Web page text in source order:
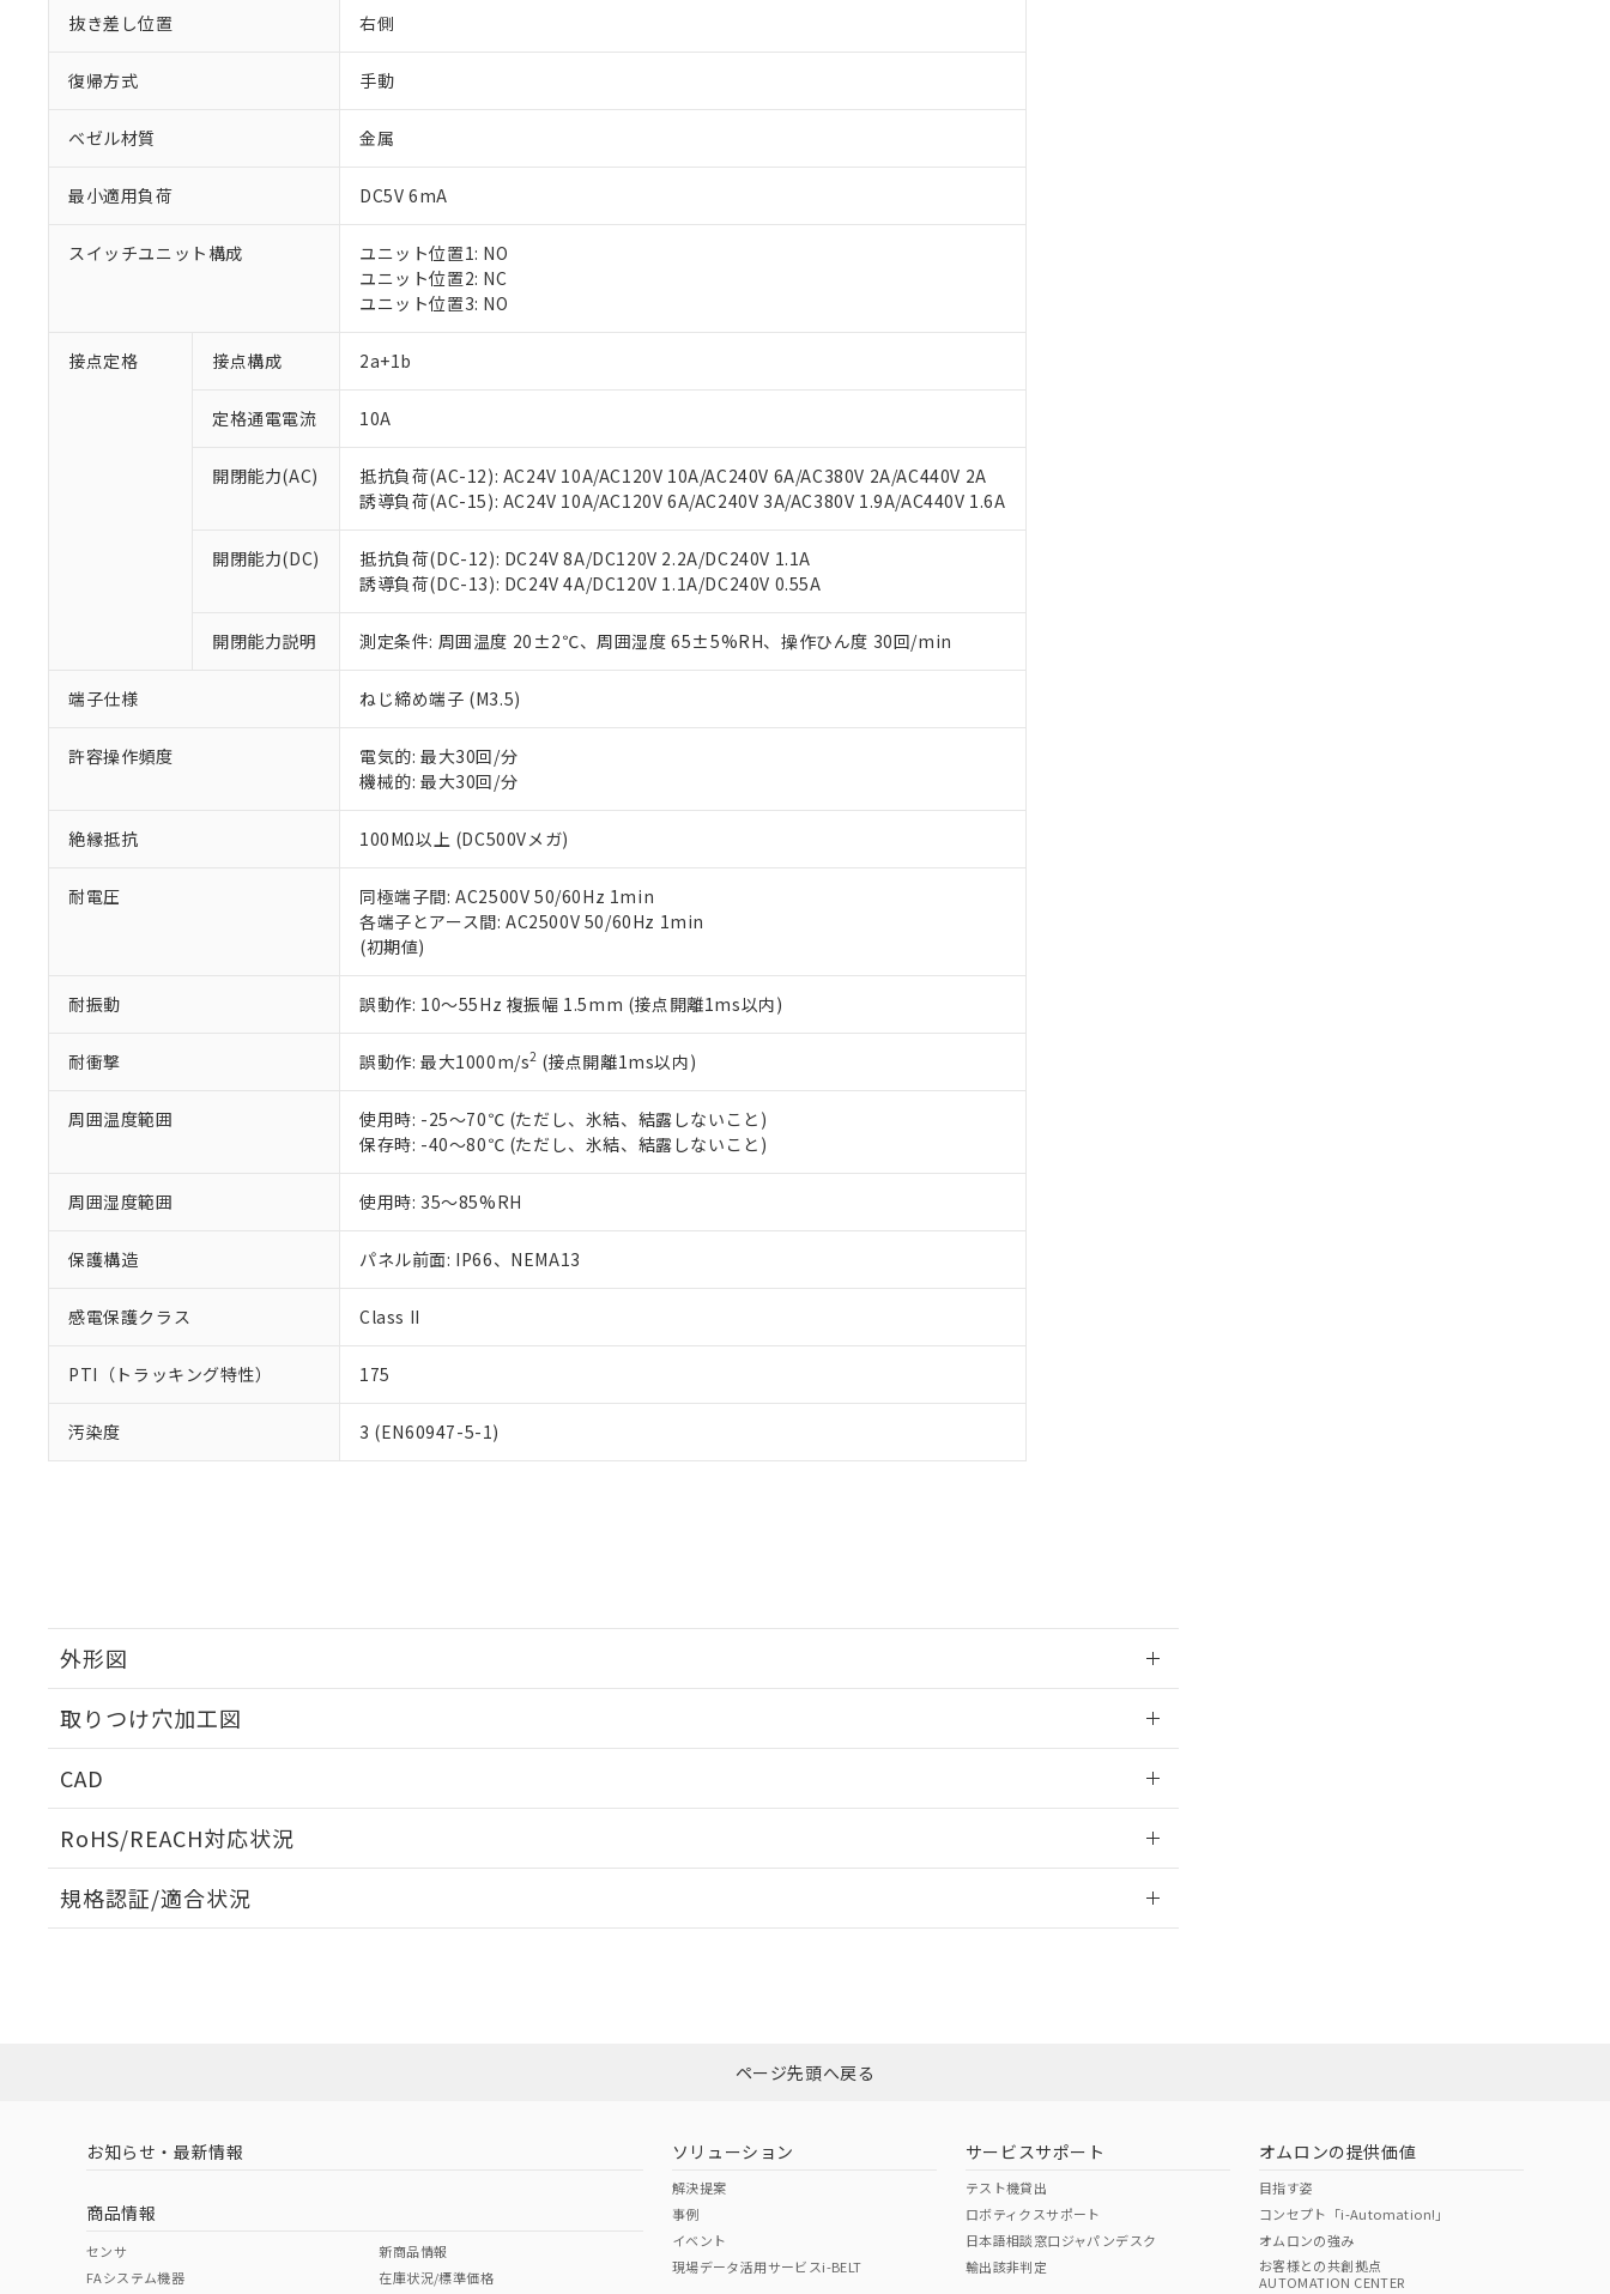
抜き差し位置 右側
復帰方式 手動
ベゼル材質 金属
最小適用負荷 DC5V 6mA
スイッチユニット構成
ユニット位置1: NO
ユニット位置2: NC
ユニット位置3: NO
接点定格 接点構成 2a+1b
定格通電電流 10A
開閉能力(AC)
抵抗負荷(AC-12): AC24V 10A/AC120V 10A/AC240V 6A/AC380V 2A/AC440V 2A
誘導負荷(AC-15): AC24V 10A/AC120V 6A/AC240V 3A/AC380V 1.9A/AC440V 1.6A
開閉能力(DC)
抵抗負荷(DC-12): DC24V 8A/DC120V 2.2A/DC240V 1.1A
誘導負荷(DC-13): DC24V 4A/DC120V 1.1A/DC240V 0.55A
開閉能力説明 測定条件: 周囲温度 20±2℃、周囲湿度 65±5%RH、操作ひん度 30回/min
端子仕様 ねじ締め端子 (M3.5)
許容操作頻度
電気的: 最大30回/分
機械的: 最大30回/分
絶縁抵抗 100MΩ以上 (DC500Vメガ)
耐電圧
同極端子間: AC2500V 50/60Hz 1min
各端子とアース間: AC2500V 50/60Hz 1min
(初期値)
耐振動 誤動作: 10～55Hz 複振幅 1.5mm (接点開離1ms以内)
耐衝撃 誤動作: 最大1000m/s2 (接点開離1ms以内)
周囲温度範囲
使用時: -25～70℃ (ただし、氷結、結露しないこと)
保存時: -40～80℃ (ただし、氷結、結露しないこと)
周囲湿度範囲 使用時: 35～85%RH
保護構造 パネル前面: IP66、NEMA13
感電保護クラス Class II
PTI（トラッキング特性） 175
汚染度 3 (EN60947-5-1)
外形図
取りつけ穴加工図
CAD
RoHS/REACH対応状況
EU RoHS 注意事項・凡例
ダウンロードはこちら
中国 RoHS 注意事項・凡例
中国 RoHS表
規格認証/適合状況
（イギリス
（ノルウェー
（日本
（アメリカ
ご利用条件
以下の条件をお読みいただき、同意のうえご利用ください。
本サービスは、当社制御機器事業取扱商品の当社在庫状況および標準価格(税抜)を提供させていただ
くものです。
当社制御機器事業取扱商品の中には、本サービスの対象外となる商品もあることをご了承ください。
在庫状況および標準価格照会結果は、記載している更新日時点での社内データに基づき作成されるも
い。
正式な納期状況および標準価格はお客様のお取引先、またはお客様担当のオムロン制御機器販売店・
当社販売員にご相談ください。
オムロン制御機器販売店や当社販売拠点は「販売ネットワーク
」をご確認ください。
在庫状況および標準価格結果を当社の事前の承諾なく第三者に漏洩または開示しないようお願いしま
す。
ている必要があります。
お客様が当ウェブサイト上で当社にご登録された部品リストについて、当社および当社の共同利用者
さい。
※当社の共同利用者とは、"個人情報の共同利用に関して"
※1 対応状況
対応済み：EU RoHS指令（10物質）の非含有に対応した製品が提供可能な商品です。
対応予定：EU RoHS指令（10物質）の非含有に対応した製品に切り替える予定のある商品です。
非該当品：ライセンス料など無形物で、有害物質有無と関係のない商品です。
仕入先様の事情により、非含有部品としていたものが、含有品と判明した場合などやむを得ず変更すること
があります。
*EU RoHS指令（10物質）：
六価クロム(Cr(Ⅵ)) 1000ppm以下、ポリ臭化ビフェニル類(PBB) 1000ppm以下、ポリ臭化ジフェニルエーテル類(PBDE) 1000ppm以下、
フタル酸ビス(2-エチルヘキシル) (DEHP)(別名：DOP) 1000ppm以下、フタル酸ブチルベンジル（BBP） 1000ppm以下、フタル酸ジブチ
ル（DBP） 1000ppm以下、フタル酸ジイソブチル (DIBP) 1000ppm以下
但し、RoHS指令で産業用監視および制御機器に対する適用除外項目は除く。
フタル酸エステル類の４物質については閾値を超える意図的な使用がないことを確認しています。
※2 対応予定月
部品在庫の切り替え状況などにより、予定月が前後することがあります。
※3 非含有証明書ダウンロード
下記の非含有証明書をダウンロードすることができます。
EU RoHS指令（10物質）の非含有証明書
51物質の非含有証明書（当社基準）
※本証明書は発行日時点で非含有を証明するもので、過去に遡って非含有を証明するものではありません。
また、RoHS指令のフタル酸エステル類４物質の対応では、対応完了までの期間は出荷製品に未対応品が
混在することから備考欄に対応日を記載しておりました。
り割愛しております。
※1 中国RoHS○×表
「○」：最大均質材料含有率が中国RoHSの基準値以下であることを示します。
「×」：最大均質材料含有率が中国RoHSの基準値を超えていることを示します。
*中国RoHS10物質の基準値 (GB/T26572)：
Pb(鉛) :1000ppm、 Hg(水銀) : 1000ppm、 Cd(カドミウム) : 100ppm、
Cr(Ⅵ)(六価クロム) : 1000ppm、 PBBs(ポリ臭化ビフェニル類) : 1000ppm、 PBDEs(ポリ臭化ジフェニルエーテル類) : 1000ppm、
DBP(フタル酸ジブチル) : 1000ppm、 DIBP(フタル酸ジイソブチル) : 1000ppm、 BBP(フタル酸ブチルベンジル) : 1000ppm、
DEHP(フタル酸ビス(2-エチルヘキシル)) : 1000ppm
※2 環境保護使用期限
「ｅ」：有害物質（10物質）のすべてが基準値以下であることを示します。
「10」：通常の使用状況下において有害物質が外部に漏えいし、環境に深刻な影響を及ぼさない年数を意
味します。
当社は、これら貴社製品のうち、外国為替および外国貿易法に定める商品（以下｢規制貨物等」とい
う）を輸出または国外への提供する場合は、日本国政府の輸出許可(または役務取引許可)を取得する
などの必要な手続きをとります。
ます。
当社は貴社製品を、核兵器、ミサイル、化学兵器、生物兵器またはその他武器並びにこれらの製造装
当社は、貴社製品を第三者に販売する場合は、上記1、2および3の内容を当該第三者に通知します。
また当社は、販売先および販売に係わる関係者が違法に輸出するおそれがある場合は、取り引きをい
たしません。
記
号
説明
○ 一定数以上の在庫あり
△ 一定数には満たないが在庫あり
－
在庫なし(最新の在庫状況については、お客様のお取引先、またはお客様担当のオムロン制御
機器販売店・当社販売員にご確認ください)
空
白
受注生産機種、また在庫状況の情報を公開していない機種
ページ先頭へ戻る
お知らせ・最新情報
商品情報
センサ
FAシステム機器
新商品情報
在庫状況/標準価格
ソリューション
解決提案
事例
イベント
現場データ活用サービスi-BELT
サービスサポート
テスト機貸出
ロボティクスサポート
日本語相談窓口ジャパンデスク
輸出該非判定
オムロンの提供価値
目指す姿
コンセプト「i-Automation!」
オムロンの強み
お客様との共創拠点
AUTOMATION CENTER